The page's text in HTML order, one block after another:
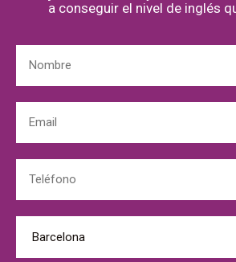
a conseguir el nivel de inglés